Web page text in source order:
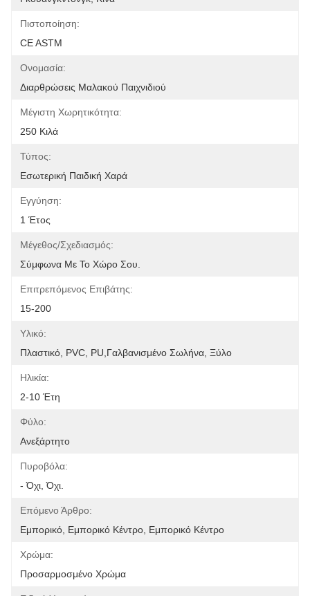
Πιστοποίηση:
CE ASTM
Ονομασία:
Διαρθρώσεις Μαλακού Παιχνιδιού
Μέγιστη Χωρητικότητα:
250 Κιλά
Τύπος:
Εσωτερική Παιδική Χαρά
Εγγύηση:
1 Έτος
Μέγεθος/Σχεδιασμός:
Σύμφωνα Με Το Χώρο Σου.
Επιτρεπόμενος Επιβάτης:
15-200
Υλικό:
Πλαστικό, PVC, PU,Γαλβανισμένο Σωλήνα, Ξύλο
Ηλικία:
2-10 Έτη
Φύλο:
Ανεξάρτητο
Πυροβόλα:
- Όχι, Όχι.
Επόμενο Άρθρο:
Εμπορικό, Εμπορικό Κέντρο, Εμπορικό Κέντρο
Χρώμα:
Προσαρμοσμένο Χρώμα